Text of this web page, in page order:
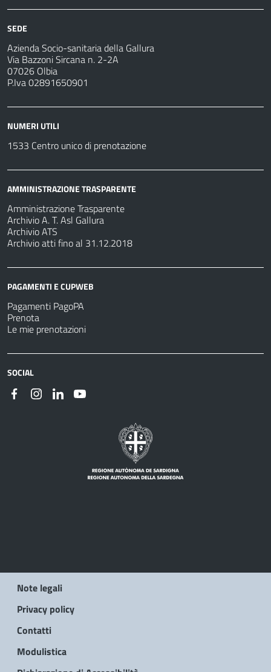
SEDE
Azienda Socio-sanitaria della Gallura
Via Bazzoni Sircana n. 2-2A
07026 Olbia
P.Iva 02891650901
NUMERI UTILI
1533 Centro unico di prenotazione
AMMINISTRAZIONE TRASPARENTE
Amministrazione Trasparente
Archivio A. T. Asl Gallura
Archivio ATS
Archivio atti fino al 31.12.2018
PAGAMENTI E CUPWEB
Pagamenti PagoPA
Prenota
Le mie prenotazioni
SOCIAL
Note legali
Privacy policy
Contatti
Modulistica